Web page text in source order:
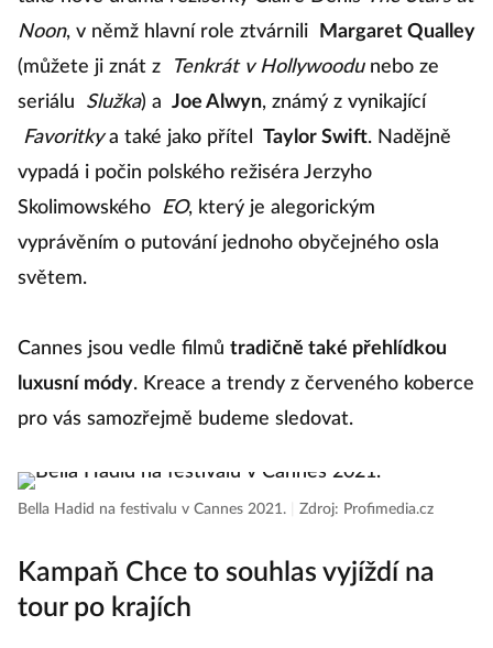
Noon, v němž hlavní role ztvárnili
Margaret Qualley
(můžete ji znát z
Tenkrát v Hollywoodunebo ze
seriálu
Služka) a Joe Alwyn, známý z vynikající
Favoritkya také jako přítel Taylor Swift. Nadějně
vypadá i počin polského režiséra Jerzyho
Skolimowského
EO, který je alegorickým
vyprávěním o putování jednoho obyčejného osla
světem.
Cannes jsou vedle filmů tradičně také přehlídkou
luxusní módy. Kreace a trendy z červeného koberce
pro vás samozřejmě budeme sledovat.
Bella Hadid na festivalu v Cannes 2021. Zdroj: Profimedia.cz
Kampaň Chce to souhlas vyjíždí na
tour po krajích